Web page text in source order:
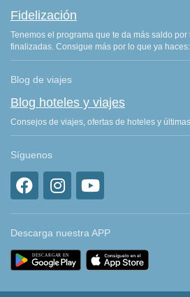
Fidelización
Tenemos el programa que te da más saldo por
finalizadas. Consigue más por lo que ya
Blog de viajes
Blog hoteles y viajes
Consejos de viajes, ofertas de hoteles y
Síguenos
Descarga nuestra APP